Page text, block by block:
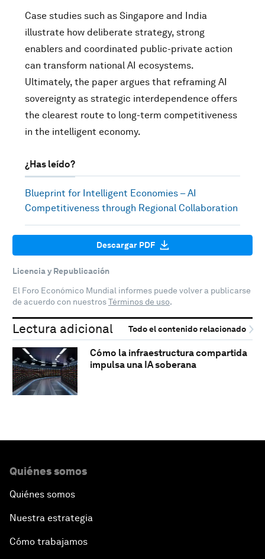
Case studies such as Singapore and India
illustrate how deliberate strategy, strong
enablers and coordinated public-private action
can transform national AI ecosystems.
Ultimately, the paper argues that reframing AI
sovereignty as strategic interdependence offers
the clearest route to long-term competitiveness
in the intelligent economy.
¿Has leído?
Blueprint for Intelligent Economies – AI
Competitiveness through Regional Collaboration
Descargar PDF
Licencia y Republicación
El Foro Económico Mundial informes puede volver a publicarse
de acuerdo con nuestrosTérminos de uso.
Lectura adicional Todo el contenido relacionado
Cómo la infraestructura compartida
impulsa una IA soberana
Quiénes somos
Quiénes somos
Nuestra estrategia
Cómo trabajamos